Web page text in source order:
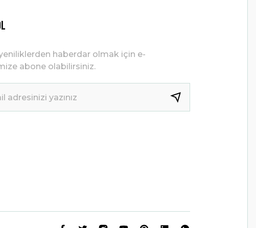
haberdar olmak için e-
abone olabilirsiniz.